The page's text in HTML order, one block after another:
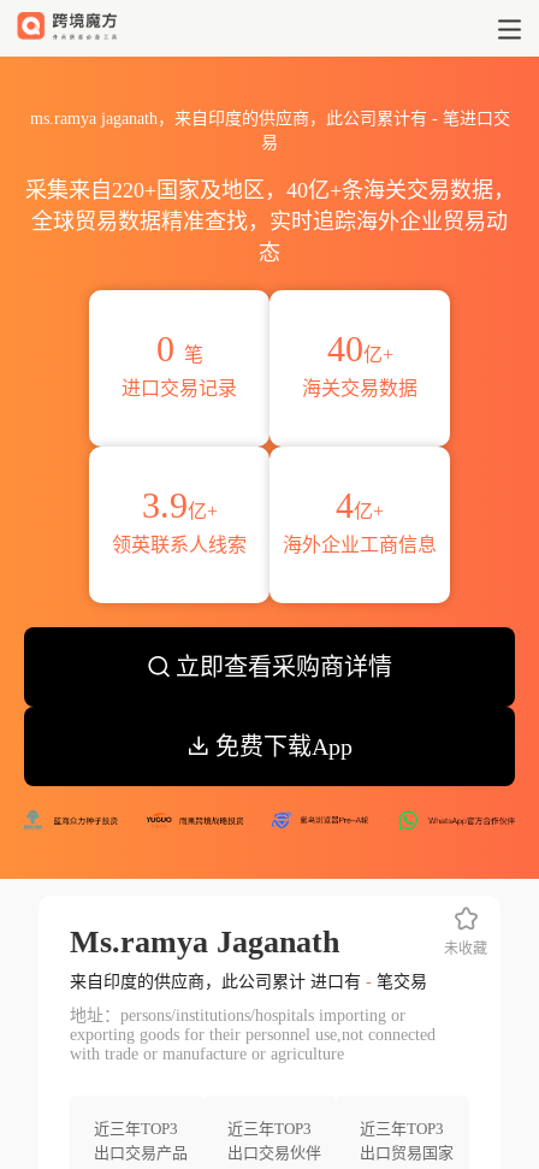
ms.ramya jaganath，来自印度的供应商，此公司累计有 -笔进口交
易
采集来自220+国家及地区，40亿+条海关交易数据，
全球贸易数据精准查找，实时追踪海外企业贸易动
态
0 笔
进口交易记录
40亿+
海关交易数据
3.9亿+
领英联系人线索
4亿+
海外企业工商信息
立即查看采购商详情
免费下载App
Ms.ramya Jaganath
来自印度的供应商，此公司累计 进口有 -笔交易
地址：persons/institutions/hospitals importing or
exporting goods for their personnel use,not connected
with trade or manufacture or agriculture
近三年TOP3
出口交易产品
近三年TOP3
出口交易伙伴
近三年TOP3
出口贸易国家
未收藏